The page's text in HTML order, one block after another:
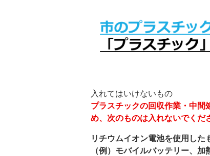
入れてはいけないもの
プラスチックの回収作業・中間
め、次のものは入れないでくだ
リチウムイオン電池を使用した
（例）モバイルバッテリー、